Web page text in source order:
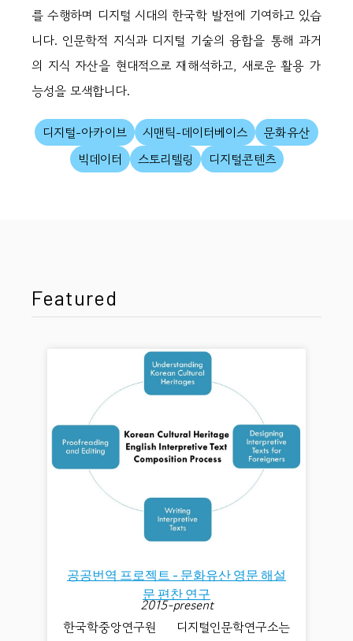
를 수행하며 디지털 시대의 한국학 발전에 기여하고 있습
니다. 인문학적 지식과 디지털 기술의 융합을 통해 과거
의 지식 자산을 현대적으로 재해석하고, 새로운 활용 가
능성을 모색합니다.
디지털-아카이브 시맨틱-데이터베이스
문화유산
빅데이터
스토리텔링 디지털콘텐츠
Featured
공공번역 프로젝트 - 문화유산 영문 해설
문 편찬 연구
2015-present
한국학중앙연구원 디지털인문학연구소는